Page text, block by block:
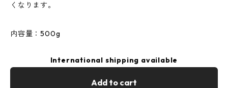
くなります。
内容量：500g
International shipping available
Add to cart